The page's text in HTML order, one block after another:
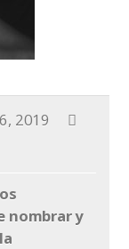
2019
nombrar y